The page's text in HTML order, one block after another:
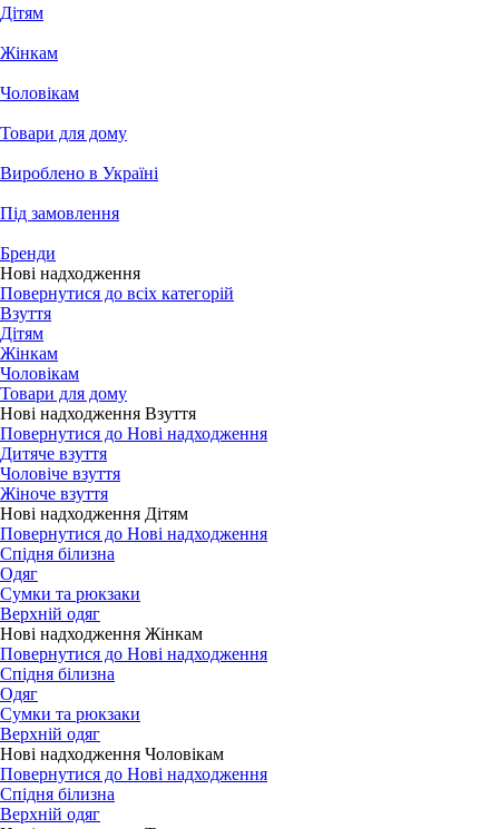
Дітям
Жінкам
Чоловікам
Товари для дому
Вироблено в Україні
Під замовлення
Бренди
Нові надходження
Повернутися до всіх категорій
Взуття
Дітям
Жінкам
Чоловікам
Товари для дому
Нові надходження Взуття
Повернутися до Нові надходження
Дитяче взуття
Чоловіче взуття
Жіноче взуття
Нові надходження Дітям
Повернутися до Нові надходження
Спідня білизна
Одяг
Сумки та рюкзаки
Верхній одяг
Нові надходження Жінкам
Повернутися до Нові надходження
Спідня білизна
Одяг
Сумки та рюкзаки
Верхній одяг
Нові надходження Чоловікам
Повернутися до Нові надходження
Спідня білизна
Верхній одяг